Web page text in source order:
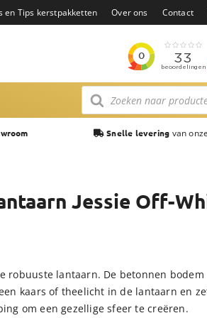
en Tips kerstpakketten Over ons Contact
Producten
zoeken
Snelle levering van
Jessie Off-
robuuste lantaarn. De betonnen bodem
kaars of theelicht in de lantaarn en
om een gezellige sfeer te creëren.